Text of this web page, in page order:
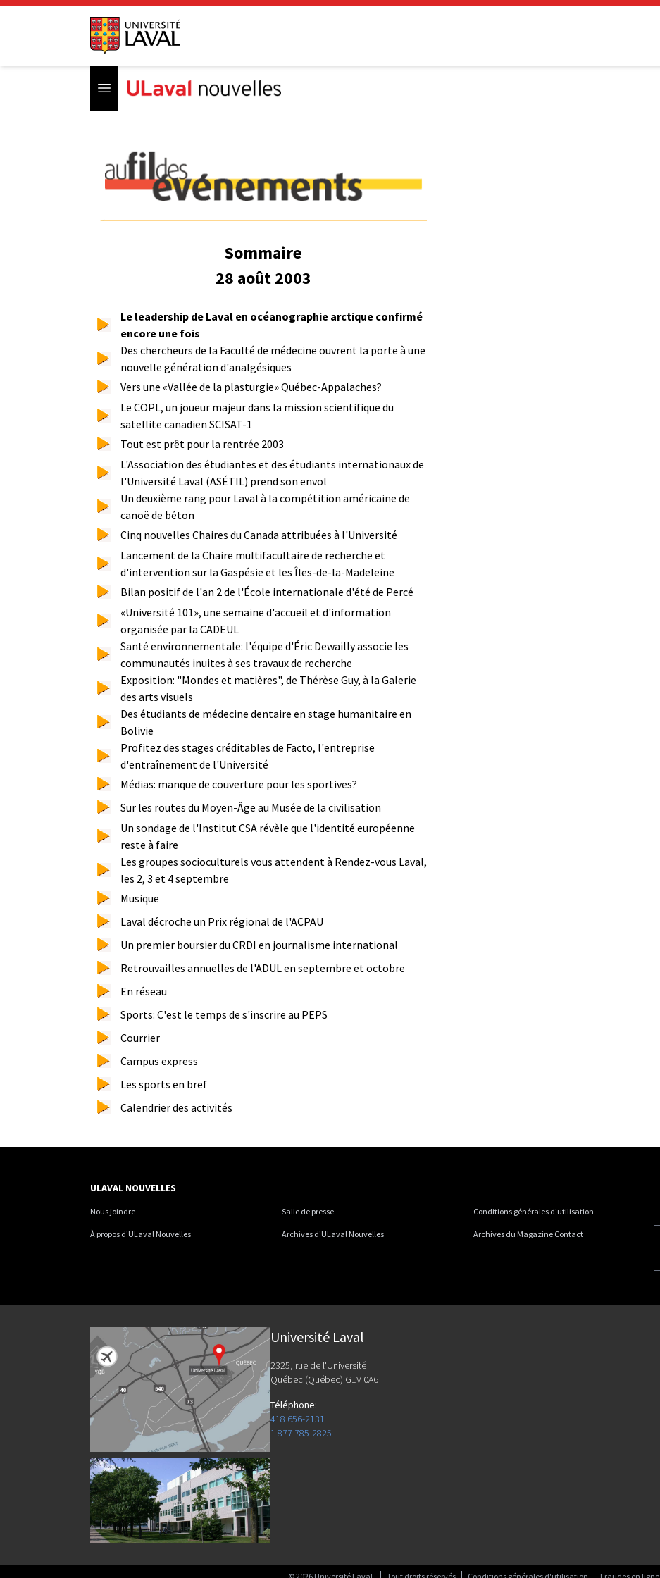
Open menu
Sommaire
28 août 2003
Le leadership de Laval en océanographie arctique confirmé
encore une fois
Des chercheurs de la Faculté de médecine ouvrent la porte à une
nouvelle génération d'analgésiques
Vers une «Vallée de la plasturgie» Québec-Appalaches?
Le COPL, un joueur majeur dans la mission scientifique du
satellite canadien SCISAT-1
Tout est prêt pour la rentrée 2003
L'Association des étudiantes et des étudiants internationaux de
l'Université Laval (ASÉTIL) prend son envol
Un deuxième rang pour Laval à la compétition américaine de
canoë de béton
Cinq nouvelles Chaires du Canada attribuées à l'Université
Lancement de la Chaire multifacultaire de recherche et
d'intervention sur la Gaspésie et les Îles-de-la-Madeleine
Bilan positif de l'an 2 de l'École internationale d'été de Percé
«Université 101», une semaine d'accueil et d'information
organisée par la CADEUL
Santé environnementale: l'équipe d'Éric Dewailly associe les
communautés inuites à ses travaux de recherche
Exposition: "Mondes et matières", de Thérèse Guy, à la Galerie
des arts visuels
Des étudiants de médecine dentaire en stage humanitaire en
Bolivie
Profitez des stages créditables de Facto, l'entreprise
d'entraînement de l'Université
Médias: manque de couverture pour les sportives?
Sur les routes du Moyen-Âge au Musée de la civilisation
Un sondage de l'Institut CSA révèle que l'identité européenne
reste à faire
Les groupes socioculturels vous attendent à Rendez-vous Laval,
les 2, 3 et 4 septembre
Musique
Laval décroche un Prix régional de l'ACPAU
Un premier boursier du CRDI en journalisme international
Retrouvailles annuelles de l'ADUL en septembre et octobre
En réseau
Sports: C'est le temps de s'inscrire au PEPS
Courrier
Campus express
Les sports en bref
Calendrier des activités
ULAVAL NOUVELLES
Nous joindre Salle de presse Conditions générales d'utilisation
À propos d'ULaval Nouvelles Archives d'ULaval Nouvelles Archives du Magazine Contact
Université Laval
2325, rue de l'Université
Québec (Québec) G1V 0A6
Téléphone:
418 656-2131
1 877 785-2825